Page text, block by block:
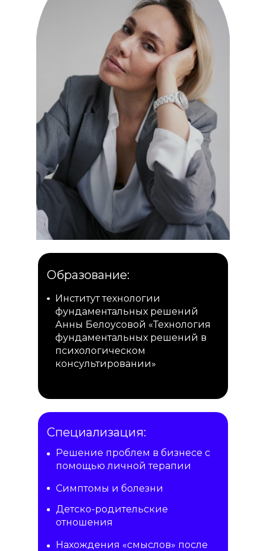
Образование:
Институт технологии
фундаментальных решений
Анны Белоусовой «Технология
фундаментальных решений в
психологическом
консультировании»
Специализация:
Симптомы и болезни
Детско-родительские
отношения
Нахождения «смыслов» после
Решение проблем в бизнесе с
помощью личной терапии